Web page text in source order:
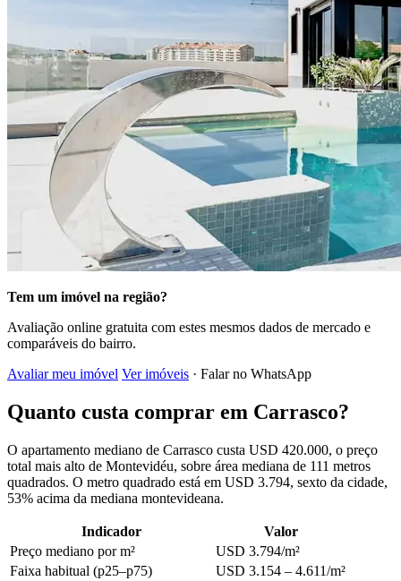
Tem um imóvel na região?
Avaliação online gratuita com estes mesmos dados de mercado e
comparáveis do bairro.
Avaliar meu imóvel Ver imóveis · Falar no WhatsApp
Quanto custa comprar em Carrasco?
O apartamento mediano de Carrasco custa USD 420.000, o preço
total mais alto de Montevidéu, sobre área mediana de 111 metros
quadrados. O metro quadrado está em USD 3.794, sexto da cidade,
53% acima da mediana montevideana.
Indicador
Valor
Preço mediano por m²
USD 3.794/m²
Faixa habitual (p25–p75)
USD 3.154 – 4.611/m²